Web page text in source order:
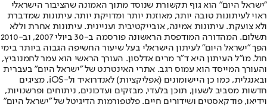
"ישראל היום" הוא גוף תקשורת שנוסד מתוך האמונה שהציבור הישראלי
ראוי לעיתונות טובה יותר, מאוזנת יותר ומדויקת יותר. עיתונות שמדברת
ולא צועקת. עיתונות אמינה, אובייקטיבית ועניינית. עיתונות אחרת וללא
תשלום. המהדורה המודפסת הראשונה פורסמה ב-30 ביולי 2007, וב-2010
הפך "ישראל היום" לעיתון הישראלי בעל שיעור החשיפה הגבוה ביותר בימי
חול. מו"ל העיתון היא ד"ר מרים אדלסון. העורך הראשי הוא עמר לחמנוביץ,
והעורך המייסד הוא עמוס רגב. אתרי האינטרנט של "ישראל היום" בעברית
ובאנגלית, כמו כן היישומונים (אפליקציות) לאנדרואיד ול-iOS, מציגים
חדשות מסביב לשעון, תוכן בלעדי, מבזקים ועדכונים, ניתוחים ופרשנויות,
וידיאו, פודקאסטים ושידורים חיים. פלטפורמות הדיגיטל של "ישראל היום"